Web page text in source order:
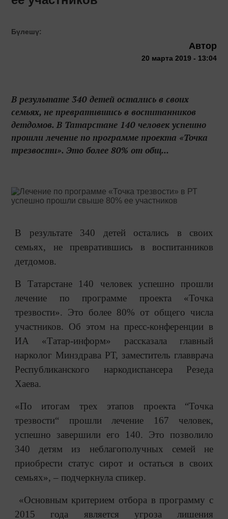
Бүлешү:
Автор
20 марта 2019 - 13:04
В результате 340 детей остались в своих
семьях, не превратившись в воспитанников
детдомов. В Татарстане 140 человек успешно
прошли лечение по программе проекта «Точка
трезвости». Это более 80% от общ...
В результате 340 детей остались в своих
семьях, не превратившись в воспитанников
детдомов.
В Татарстане 140 человек успешно прошли
лечение по программе проекта «Точка
трезвости». Это более 80% от общего числа
участников. Об этом на пресс-конференции в
ИА «Татар-информ» рассказала главный
нарколог Минздрава РТ, заместитель главврача
Республиканского наркодиспансера Резеда
Хаева.
«По итогам трех этапов проекта “Точка
трезвости“ прошли лечение 167 человек,
успешно завершили его 140. Это позволило
340 детям из неблагополучных семей не
приобрести статус сирот и остаться в своих
семьях», – подчеркнула спикер.
«Основным критерием отбора в программу с
2015 года является угроза лишения